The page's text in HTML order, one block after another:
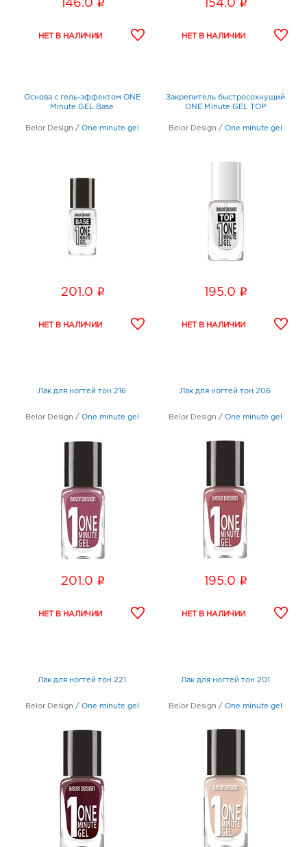
146.0 i 154.0 i
Основа с гель-эффектом ONE
Minute GEL Base
Belor Design / One minute gel
201.0 i
Закрепитель быстросохнущий
ONE Minute GEL ТОР
Belor Design / One minute gel
195.0 i
Лак для ногтей тон 216
Belor Design / One minute gel
201.0 i
Лак для ногтей тон 206
Belor Design / One minute gel
195.0 i
Лак для ногтей тон 221
Belor Design / One minute gel
Лак для ногтей тон 201
Belor Design / One minute gel